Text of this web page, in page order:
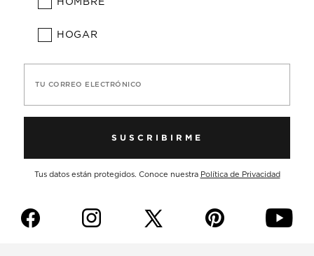
HOMBRE
HOGAR
TU CORREO ELECTRÓNICO
SUSCRIBIRME
Tus datos están protegidos. Conoce nuestra Política de Privacidad
f i p y